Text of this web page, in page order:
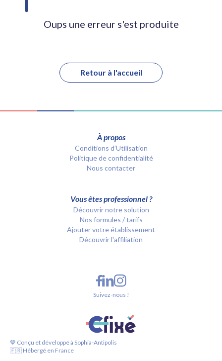
Oups une erreur s'est produite
Retour à l'accueil
À propos
Conditions d’Utilisation
Politique de confidentialité
Nous contacter
Vous êtes professionnel ?
Découvrir notre solution
Nos formules / tarifs
Ajouter votre établissement
Découvrir l'affiliation
💙 Conçu et développé à Sophia-Antipolis
🇫🇷 Hébergé en France
Suivez-nous !